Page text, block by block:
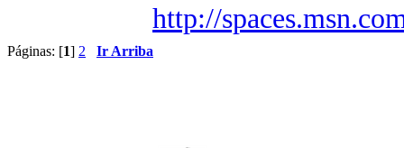
http://
Páginas: [1] 2 Ir Arriba